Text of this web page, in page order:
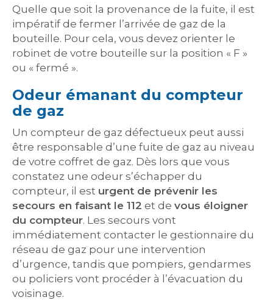
Quelle que soit la provenance de la fuite, il est
impératif de fermer l’arrivée de gaz de la
bouteille. Pour cela, vous devez orienter le
robinet de votre bouteille sur la position « F »
ou « fermé ».
Odeur émanant du compteur
de gaz
Un compteur de gaz défectueux peut aussi
être responsable d’une fuite de gaz au niveau
de votre coffret de gaz. Dès lors que vous
constatez une odeur s’échapper du
compteur, il est urgent de prévenir les
secours en faisant le 112 et de vous éloigner
du compteur. Les secours vont
immédiatement contacter le gestionnaire du
réseau de gaz pour une intervention
d’urgence, tandis que pompiers, gendarmes
ou policiers vont procéder à l’évacuation du
voisinage.